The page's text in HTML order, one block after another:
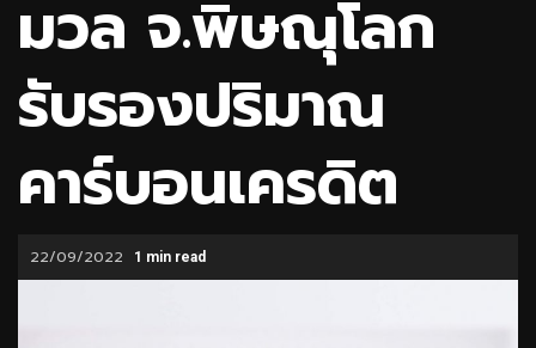
มวล จ.พิษณุโลก
รับรองปริมาณ
คาร์บอนเครดิต
22/09/2022 1 min read